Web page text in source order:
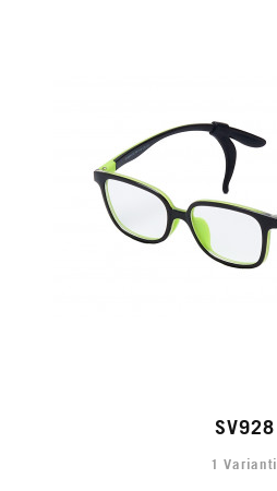
SV928
1 Varianti